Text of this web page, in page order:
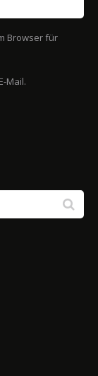
Browser für
Mail.